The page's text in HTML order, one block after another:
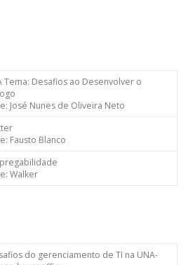
Tema: Desafios ao Desenvolver o
José Nunes de Oliveira Neto
Fausto Blanco
Walker
do gerenciamento de TI na UNA-